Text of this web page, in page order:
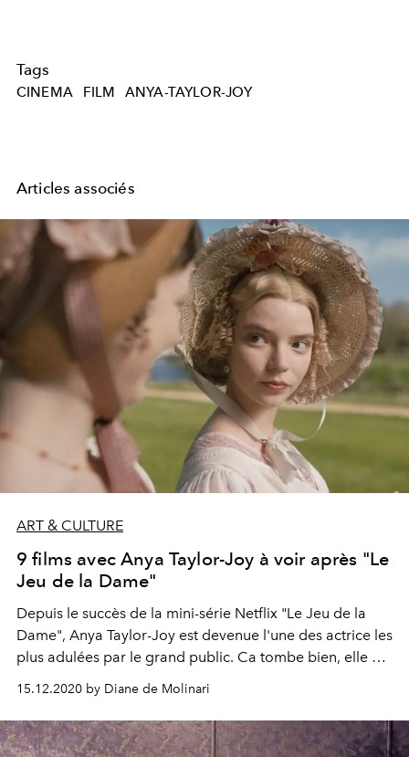
Tags
CINEMA FILM ANYA-TAYLOR-JOY
Articles associés
ART & CULTURE
9 films avec Anya Taylor-Joy à voir après "Le
Jeu de la Dame"
Depuis le succès de la mini-série Netflix "Le Jeu de la
Dame", Anya Taylor-Joy est devenue l'une des actrice les
plus adulées par le grand public. Ca tombe bien, elle est
a l'affiche de pas moins de 9 films dans lesquels l’actrice
argentino-américano-britannique brille autant que dans
son jeu d’échecs.
15.12.2020 by Diane de Molinari